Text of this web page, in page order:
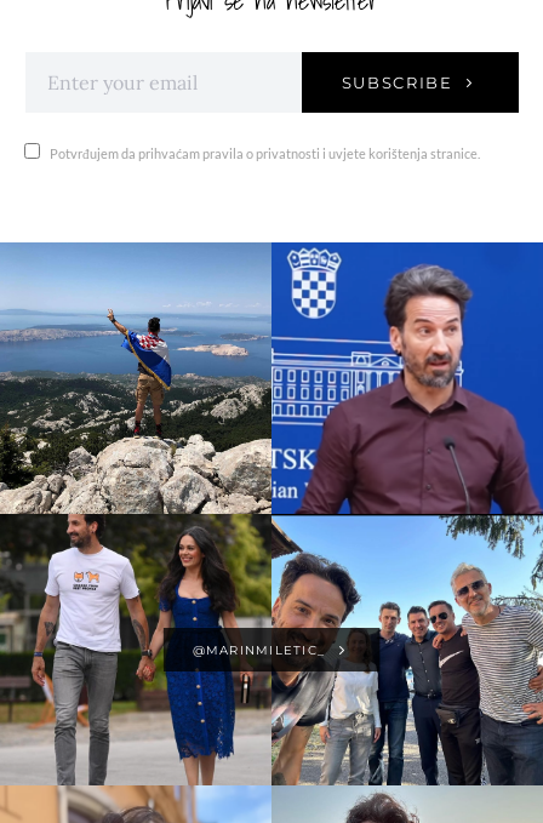
SUBSCRIBE
Potvrđujem da prihvaćam pravila o privatnosti i uvjete korištenja stranice.
@MARINMILETIC_